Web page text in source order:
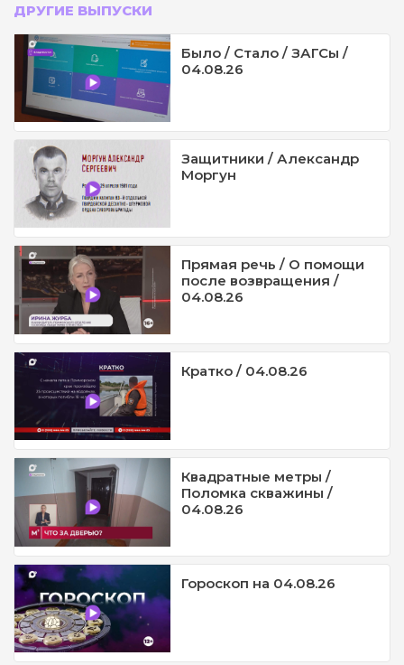
ДРУГИЕ ВЫПУСКИ
Было / Стало / ЗАГСы /
04.08.26
Защитники / Александр
Моргун
Прямая речь / О помощи
после возвращения /
04.08.26
Кратко / 04.08.26
Квадратные метры /
Поломка скважины /
04.08.26
Гороскоп на 04.08.26